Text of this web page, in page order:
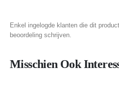
Enkel ingelogde klanten die dit
beoordeling schrijven.
Misschien Ook